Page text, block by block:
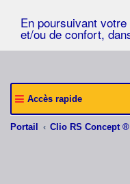
En poursuivant
et/ou de confort,
Accès rapide
Portail Clio RS Concept ®